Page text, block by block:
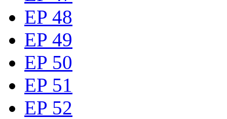
EP 48
EP 49
EP 50
EP 51
EP 52